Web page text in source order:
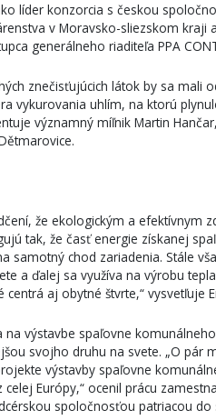
líder konzorcia s českou
v Moravsko-sliezskom kraji
generálneho riaditeľa PPA
znečisťujúcich látok by sa mali
vykurovania uhlím, na ktorú
významný míľnik Martin
že ekologickým a efektívnym
tak, že časť energie získanej
samotný chod zariadenia. Stále
a ďalej sa využíva na výrobu
aj obytné štvrte,“ vysvetľuje
na výstavbe spaľovne
svojho druhu na svete. „O pár
výstavby spaľovne
Európy,“ ocenil prácu
spoločnosťou patriacou do